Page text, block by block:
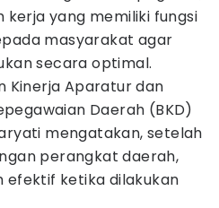
yang memiliki fungsi
masyarakat agar
secara optimal.
Kinerja Aparatur dan
Daerah (BKD)
mengatakan, setelah
perangkat daerah,
efektif ketika dilakukan